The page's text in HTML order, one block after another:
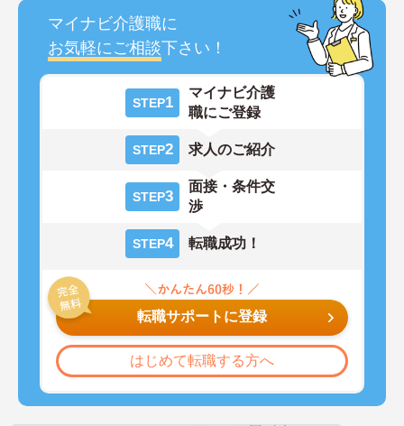
マイナビ介護職に
お気軽にご相談下さい！
STEP1
マイナビ介護
職にご登録
STEP2 求人のご紹介
STEP3
面接・条件交
渉
STEP4 転職成功！
転職サポートに登録
はじめて転職する方へ